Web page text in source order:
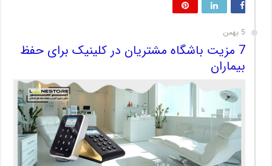
5 بهمن
7 مزیت باشگاه مشتریان در کلینیک‌ برای حفظ
بیماران